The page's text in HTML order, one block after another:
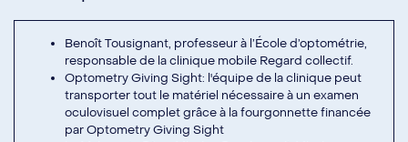
Benoît Tousignant, professeur à l’École d’optométrie,
responsable de la clinique mobile Regard collectif.
Optometry Giving Sight: l'équipe de la clinique peut
transporter tout le matériel nécessaire à un examen
oculovisuel complet grâce à la fourgonnette financée
par Optometry Giving Sight